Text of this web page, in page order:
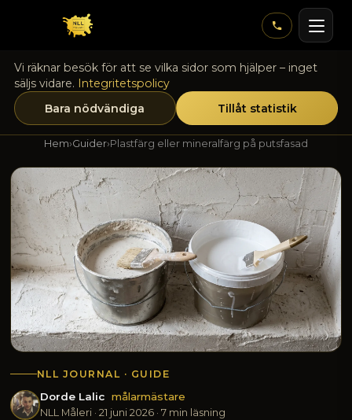
Vi räknar besök för att se vilka sidor som hjälper – inget
säljs vidare. Integritetspolicy
Bara nödvändiga
Tillåt statistik
Hem›Guider›Plastfärg eller mineralfärg på putsfasad
NLL JOURNAL · GUIDE
Dorde Lalic målarmästare
NLL Måleri · 21 juni 2026· 7 min läsning